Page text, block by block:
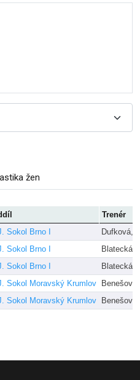
žen
Trenér
Sokol Brno I
Dufková,
Sokol Brno I
Blatecká,
Sokol Brno I
Blatecká,
Sokol Moravský Krumlov
Sokol Moravský Krumlov